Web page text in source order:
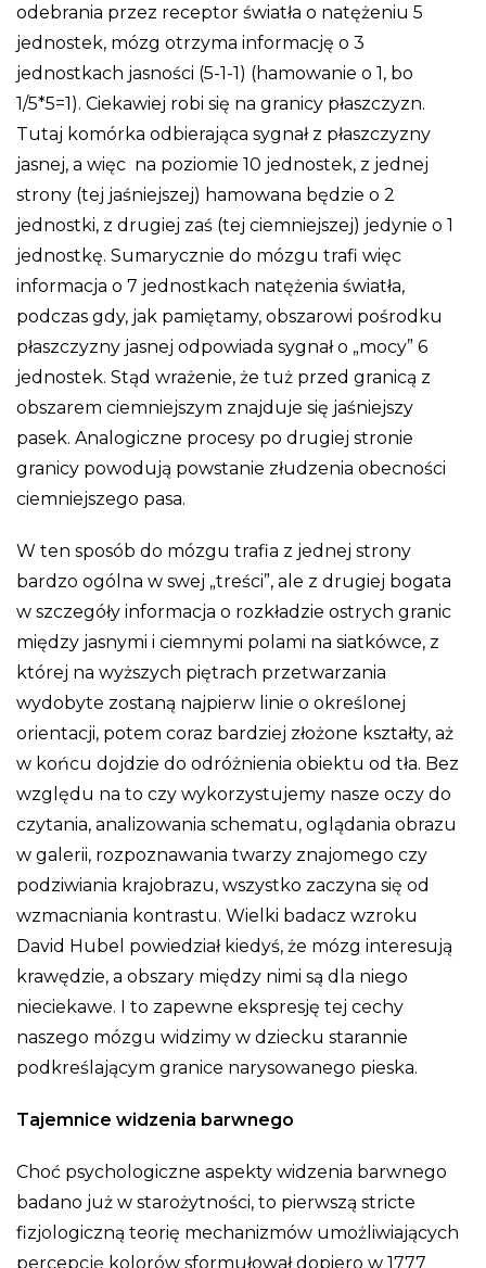
odebrania przez receptor światła o natężeniu 5
jednostek, mózg otrzyma informację o 3
jednostkach jasności (5-1-1) (hamowanie o 1, bo
1/5*5=1). Ciekawiej robi się na granicy płaszczyzn.
Tutaj komórka odbierająca sygnał z płaszczyzny
jasnej, a więc na poziomie 10 jednostek, z jednej
strony (tej jaśniejszej) hamowana będzie o 2
jednostki, z drugiej zaś (tej ciemniejszej) jedynie o 1
jednostkę. Sumarycznie do mózgu trafi więc
informacja o 7 jednostkach natężenia światła,
podczas gdy, jak pamiętamy, obszarowi pośrodku
płaszczyzny jasnej odpowiada sygnał o „mocy” 6
jednostek. Stąd wrażenie, że tuż przed granicą z
obszarem ciemniejszym znajduje się jaśniejszy
pasek. Analogiczne procesy po drugiej stronie
granicy powodują powstanie złudzenia obecności
ciemniejszego pasa.
W ten sposób do mózgu trafia z jednej strony
bardzo ogólna w swej „treści”, ale z drugiej bogata
w szczegóły informacja o rozkładzie ostrych granic
między jasnymi i ciemnymi polami na siatkówce, z
której na wyższych piętrach przetwarzania
wydobyte zostaną najpierw linie o określonej
orientacji, potem coraz bardziej złożone kształty, aż
w końcu dojdzie do odróżnienia obiektu od tła. Bez
względu na to czy wykorzystujemy nasze oczy do
czytania, analizowania schematu, oglądania obrazu
w galerii, rozpoznawania twarzy znajomego czy
podziwiania krajobrazu, wszystko zaczyna się od
wzmacniania kontrastu. Wielki badacz wzroku
David Hubel powiedział kiedyś, że mózg interesują
krawędzie, a obszary między nimi są dla niego
nieciekawe. I to zapewne ekspresję tej cechy
naszego mózgu widzimy w dziecku starannie
podkreślającym granice narysowanego pieska.
Tajemnice widzenia barwnego
Choć psychologiczne aspekty widzenia barwnego
badano już w starożytności, to pierwszą stricte
fizjologiczną teorię mechanizmów umożliwiających
percepcję kolorów sformułował dopiero w 1777